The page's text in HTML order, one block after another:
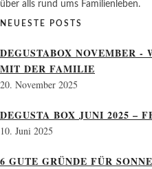
über alls rund ums Familienleben.
NEUESTE POSTS
DEGUSTABOX NOVEMBER
MIT DER FAMILIE
20. November 2025
DEGUSTA BOX JUNI 2025 –
10. Juni 2025
6 GUTE GRÜNDE FÜR